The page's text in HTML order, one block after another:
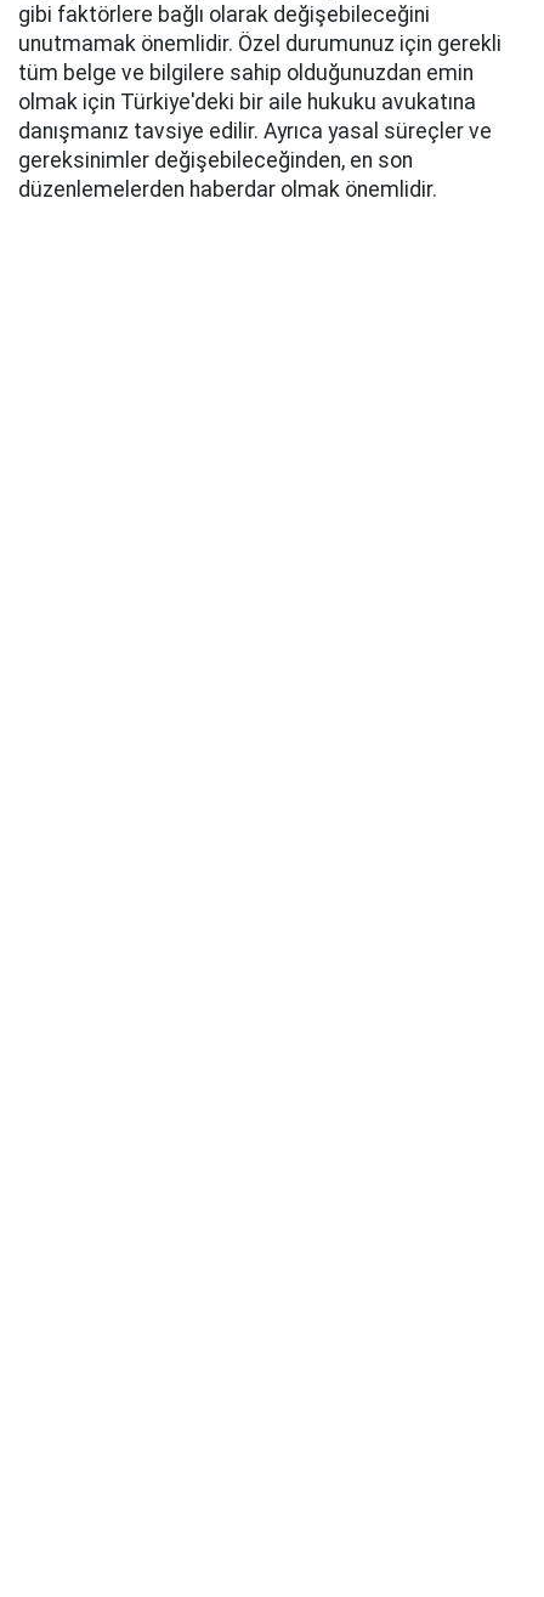
gibi faktörlere bağlı olarak değişebileceğini
unutmamak önemlidir. Özel durumunuz için gerekli
tüm belge ve bilgilere sahip olduğunuzdan emin
olmak için Türkiye'deki bir aile hukuku avukatına
danışmanız tavsiye edilir. Ayrıca yasal süreçler ve
gereksinimler değişebileceğinden, en son
düzenlemelerden haberdar olmak önemlidir.